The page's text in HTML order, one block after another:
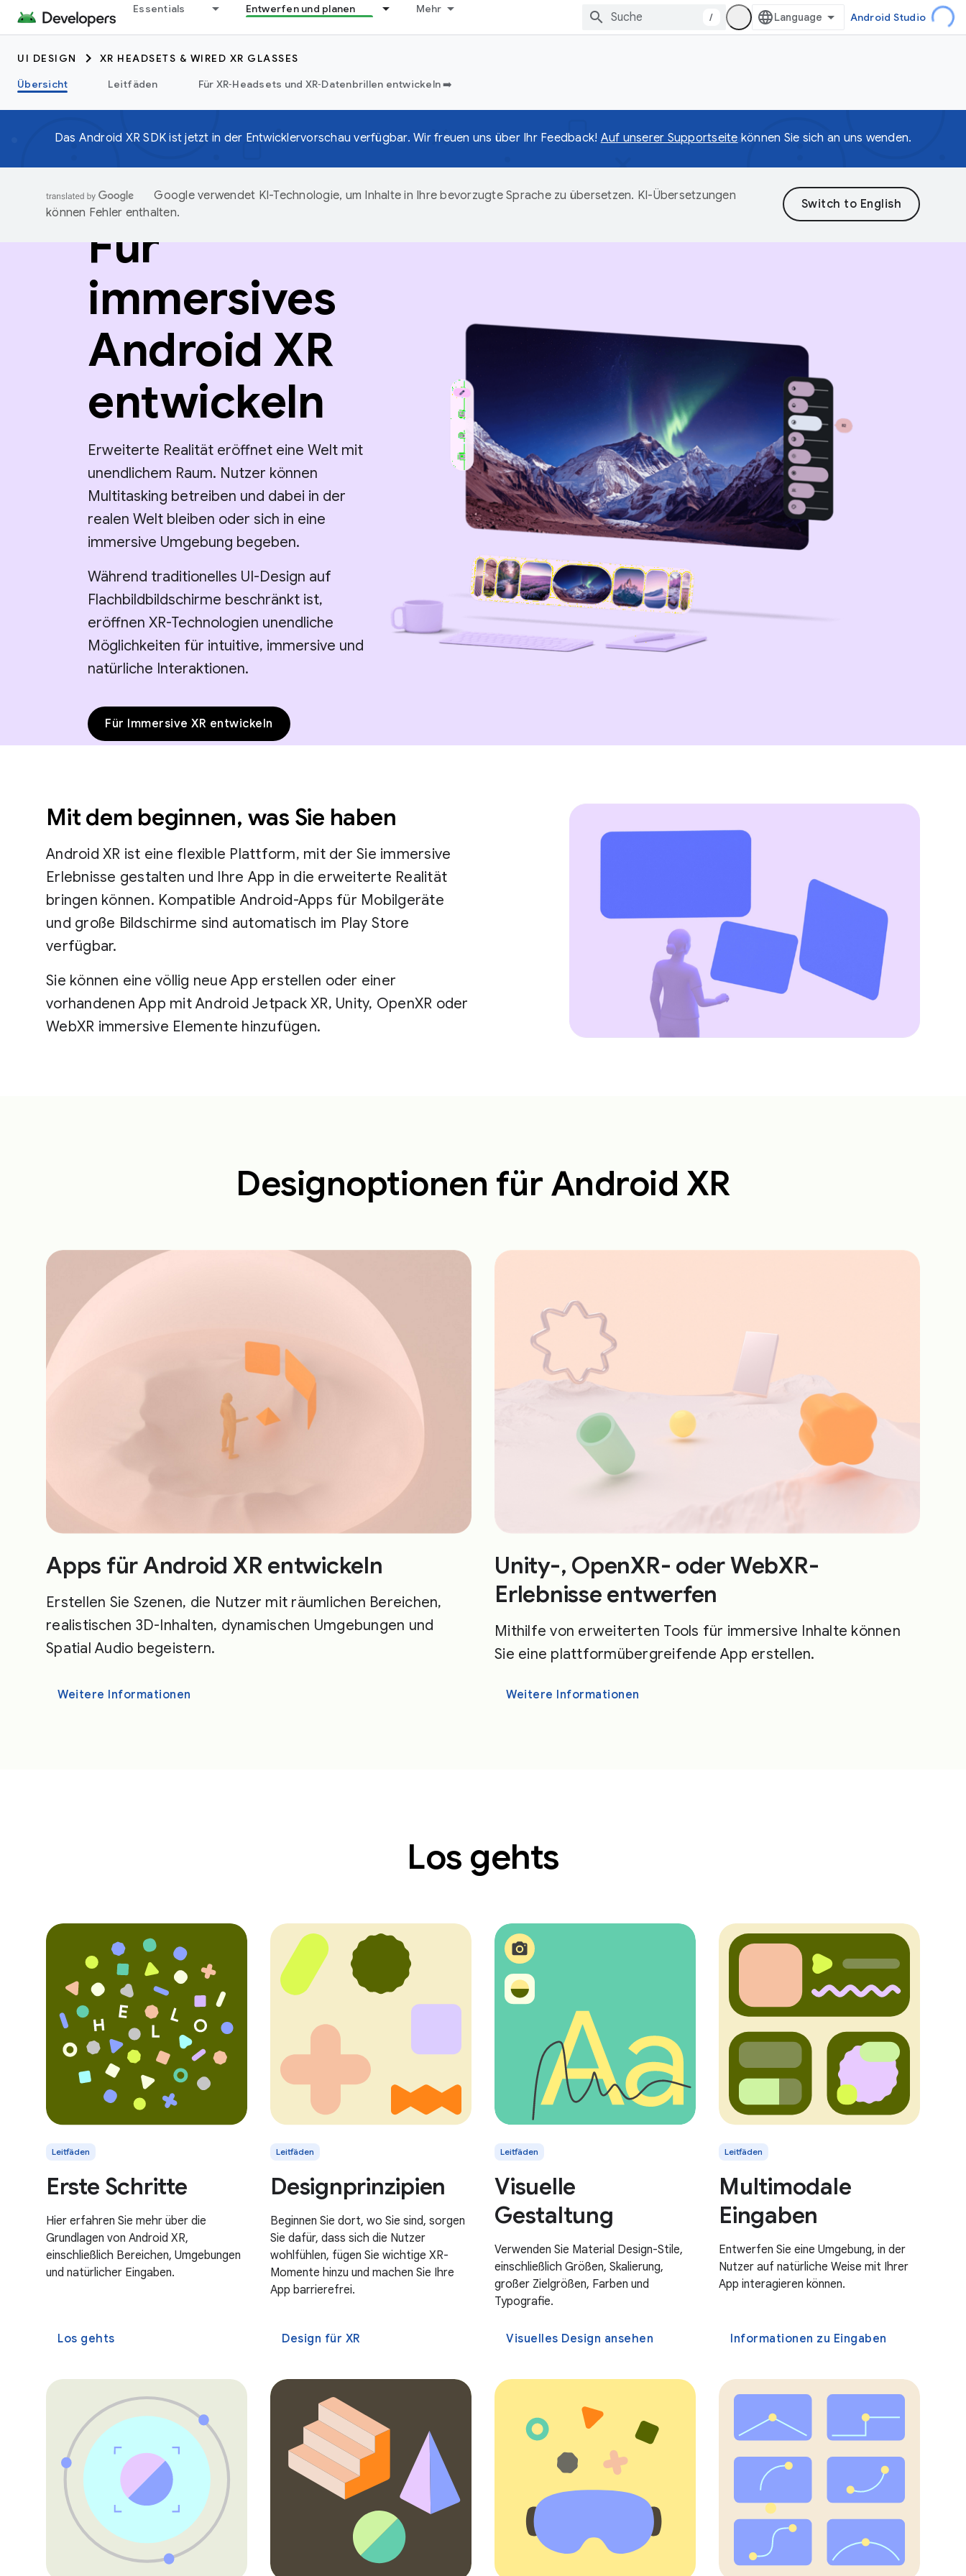
Essentials Entwerfen und planen Mehr
/ Android Studio
UI DESIGN
XR HEADSETS & WIRED XR GLASSES
Übersicht
Leitfäden Für XR‑Headsets und XR‑Datenbrillen entwickeln ➡️
Das Android XR SDK ist jetzt in der Entwicklervorschau verfügbar. Wir freuen uns über Ihr Feedback! Auf unserer Supportseite können Sie sich an uns wenden.
Google verwendet KI-Technologie, um Inhalte in Ihre bevorzugte Sprache zu übersetzen. KI-Übersetzungen
können Fehler enthalten.
Für
immersives
Android XR
entwickeln
Erweiterte Realität eröffnet eine Welt mit
unendlichem Raum. Nutzer können
Multitasking betreiben und dabei in der
realen Welt bleiben oder sich in eine
immersive Umgebung begeben.
Während traditionelles UI-Design auf
Flachbildbildschirme beschränkt ist,
eröffnen XR-Technologien unendliche
Möglichkeiten für intuitive, immersive und
natürliche Interaktionen.
Für Immersive XR entwickeln
Mit dem beginnen, was Sie haben
Android XR ist eine flexible Plattform, mit der Sie immersive
Erlebnisse gestalten und Ihre App in die erweiterte Realität
bringen können. Kompatible Android-Apps für Mobilgeräte
und große Bildschirme sind automatisch im Play Store
verfügbar.
Sie können eine völlig neue App erstellen oder einer
vorhandenen App mit Android Jetpack XR, Unity, OpenXR oder
WebXR immersive Elemente hinzufügen.
Designoptionen für Android XR
Apps für Android XR entwickeln
Erstellen Sie Szenen, die Nutzer mit räumlichen Bereichen,
realistischen 3D-Inhalten, dynamischen Umgebungen und
Spatial Audio begeistern.
Weitere Informationen
Unity-, OpenXR- oder WebXR-
Erlebnisse entwerfen
Mithilfe von erweiterten Tools für immersive Inhalte können
Sie eine plattformübergreifende App erstellen.
Weitere Informationen
Los gehts
Leitfäden
Erste Schritte
Hier erfahren Sie mehr über die
Grundlagen von Android XR,
einschließlich Bereichen, Umgebungen
und natürlicher Eingaben.
Los gehts
Leitfäden
Designprinzipien
Beginnen Sie dort, wo Sie sind, sorgen
Sie dafür, dass sich die Nutzer
wohlfühlen, fügen Sie wichtige XR-
Momente hinzu und machen Sie Ihre
App barrierefrei.
Design für XR
Leitfäden
Visuelle
Gestaltung
Verwenden Sie Material Design-Stile,
einschließlich Größen, Skalierung,
großer Zielgrößen, Farben und
Typografie.
Visuelles Design ansehen
Leitfäden
Multimodale
Eingaben
Entwerfen Sie eine Umgebung, in der
Nutzer auf natürliche Weise mit Ihrer
App interagieren können.
Informationen zu Eingaben